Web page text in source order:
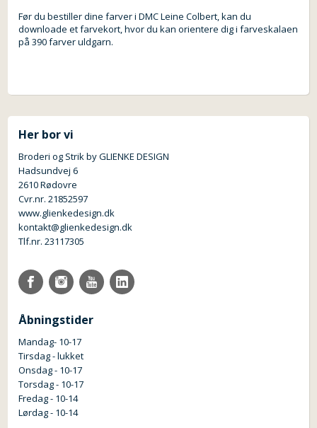
Før du bestiller dine farver i DMC Leine Colbert, kan du
downloade et farvekort, hvor du kan orientere dig i farveskalaen
på 390 farver uldgarn.
Her bor vi
Broderi og Strik by GLIENKE DESIGN
Hadsundvej 6
2610 Rødovre
Cvr.nr. 21852597
www.glienkedesign.dk
kontakt@glienkedesign.dk
Tlf.nr. 23117305
Åbningstider
Mandag- 10-17
Tirsdag - lukket
Onsdag - 10-17
Torsdag - 10-17
Fredag - 10-14
Lørdag - 10-14